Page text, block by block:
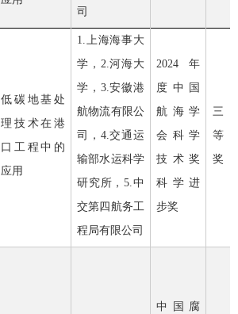
司
低碳地基处
理技术在港
口工程中的
应用
1.上海海事大
学， 2.河海大
学， 3.安徽港
航物流有限公
司， 4.交通运
输部水运科学
研究所，5.中
交第四航务工
程局有限公司
2024 年
度中国
航海学
会科学
技术奖
科学进
步奖
三
等
奖
中国腐